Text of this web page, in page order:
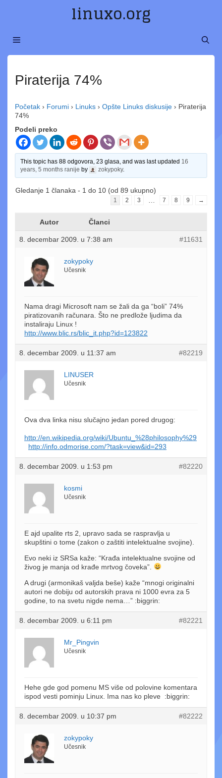
linuxo.org
MENI
Piraterija 74%
Početak › Forumi › Linuks › Opšte Linuks diskusije › Piraterija
74%
Podeli preko
This topic has 88 odgovora, 23 glasa, and was last updated 16
years, 5 months ranije by zokypoky.
Gledanje 1 članaka - 1 do 10 (od 89 ukupno)
1 2 3 7 8 9 →
Autor Članci
8. decembar 2009. u 7:38 am #11631
zokypoky
Učesnik
Nama dragi Microsoft nam se žali da ga “boli” 74%
piratizovanih računara. Što ne predlože ljudima da
instaliraju Linux !
http://www.blic.rs/blic_it.php?id=123822
8. decembar 2009. u 11:37 am #82219
LINUSER
Učesnik
Ova dva linka nisu slučajno jedan pored drugog:
http://en.wikipedia.org/wiki/Ubuntu_%28philosophy%29
http://info.odmorise.com/?task=view&id=293
8. decembar 2009. u 1:53 pm #82220
kosmi
Učesnik
E ajd upalite rts 2, upravo sada se raspravlja u
skupštini o tome (zakon o zaštiti intelektualne svojine).
Evo neki iz SRSa kaže: “Krađa intelektualne svojine od
živog je manja od krađe mrtvog čoveka”.
A drugi (armonikaš valjda beše) kaže “mnogi originalni
autori ne dobiju od autorskih prava ni 1000 evra za 5
godine, to na svetu nigde nema…” :biggrin:
8. decembar 2009. u 6:11 pm #82221
Mr_Pingvin
Učesnik
Hehe gde god pomenu MS više od polovine komentara
ispod vesti pominju Linux. Ima nas ko pleve :biggrin:
8. decembar 2009. u 10:37 pm #82222
zokypoky
Učesnik